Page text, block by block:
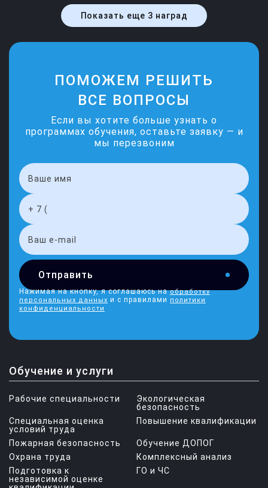
Показать еще 3 наград
ПОМОЖЕМ РЕШИТЬ
ВСЕ ВОПРОСЫ
Если вы хотите больше узнать о
программах обучения, оставьте заявку — и
мы перезвоним
Отправить
Нажимая на кнопку, я соглашаюсь наобработку
персональных данных и с правилами политики
конфиденциальности
Обучение и услуги
Рабочие специальности
Экологическая
безопасность
Специальная оценка
условий труда
Повышение квалификации
Пожарная безопасность
Обучение ДОПОГ
Охрана труда
Комплексный анализ
Подготовка к
независимой оценке
ГО и ЧС